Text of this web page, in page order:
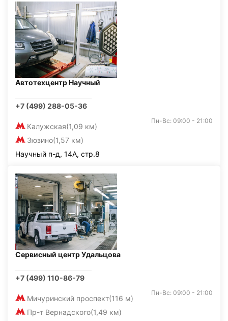
Автотехцентр Научный
+7 (499) 288-05-36
Калужская(1,09 км)
Зюзино(1,57 км)
Пн-Вс: 09:00 - 21:00
Научный п-д, 14А, стр.8
Сервисный центр Удальцова
+7 (499) 110-86-79
Мичуринский проспект(116 м)
Пр-т Вернадского(1,49 км)
Пн-Вс: 09:00 - 21:00